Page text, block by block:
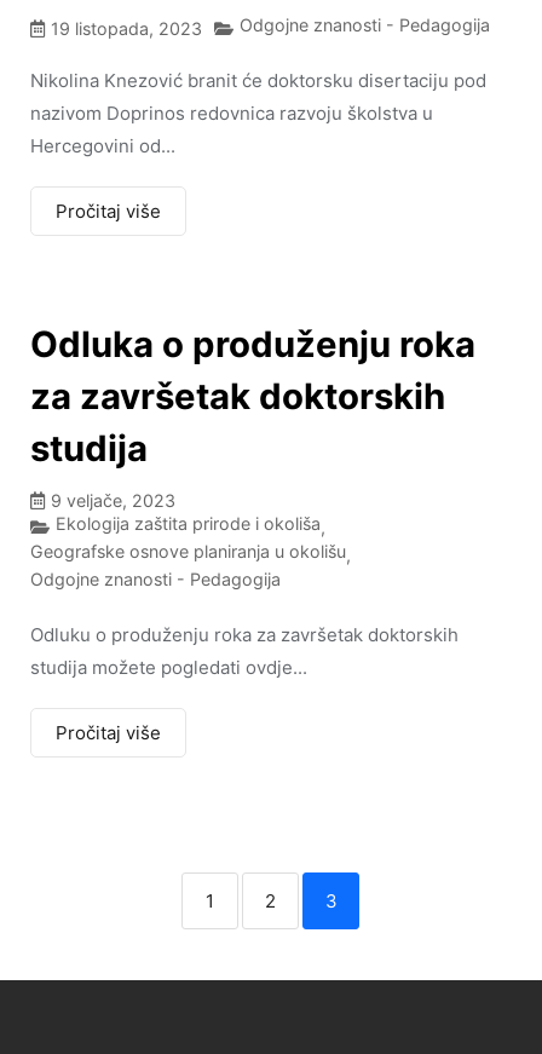
19 listopada, 2023 Odgojne znanosti - Pedagogija
Nikolina Knezović branit će doktorsku disertaciju pod
nazivom Doprinos redovnica razvoju školstva u
Hercegovini od...
Pročitaj više
Odluka o produženju roka
za završetak doktorskih
studija
9 veljače, 2023
Ekologija zaštita prirode i okoliša,
Geografske osnove planiranja u okolišu,
Odgojne znanosti - Pedagogija
Odluku o produženju roka za završetak doktorskih
studija možete pogledati ovdje...
Pročitaj više
1 2 3